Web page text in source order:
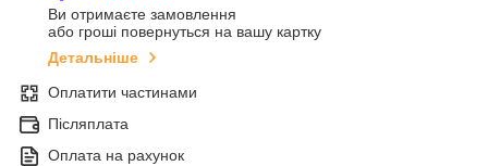
Ви отримаєте замовлення
або гроші повернуться на вашу картку
Детальніше
Оплатити частинами
Післяплата
Оплата на рахунок